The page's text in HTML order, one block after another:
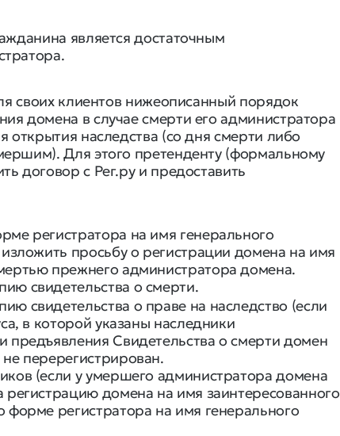
является достаточным
своих клиентов нижеописанный порядок
домена в случае смерти его администратора
наследства (со дня смерти либо
Для этого претенденту (формальному
договор с Рег.ру и предоставить
регистратора на имя генерального
просьбу о регистрации домена на имя
прежнего администратора домена.
свидетельства о смерти.
свидетельства о праве на наследство (если
в которой указаны наследники
предъявления Свидетельства о смерти домен
перерегистрирован.
(если у умершего администратора домена
регистрацию домена на имя заинтересованного
регистратора на имя генерального